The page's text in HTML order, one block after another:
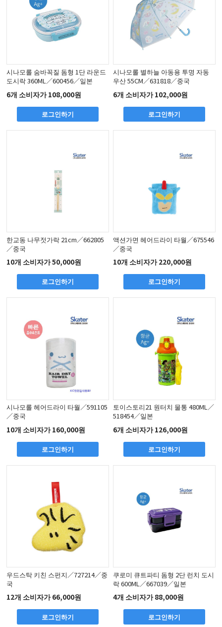
시나모롤 숨바꼭질 돔형 1단 라운드
도시락 360ML／600456／일본
6개 소비자가 108,000원
로그인하기
시나모롤 별하늘 아동용 투명 자동
우산 55CM／631818／중국
6개 소비자가 102,000원
로그인하기
한교동 나무젓가락 21cm／662805
／중국
10개 소비자가 50,000원
로그인하기
액션가면 헤어드라이 타월／675546
／중국
10개 소비자가 220,000원
로그인하기
시나모롤 헤어드라이 타월／591105
／중국
10개 소비자가 160,000원
로그인하기
토이스토리21 원터치 물통 480ML／
518454／일본
6개 소비자가 126,000원
로그인하기
우드스탁 키친 스펀지／727214／중
국
12개 소비자가 66,000원
로그인하기
쿠로미 큐트파티 돔형 2단 런치 도시
락 600ML／667039／일본
4개 소비자가 88,000원
로그인하기